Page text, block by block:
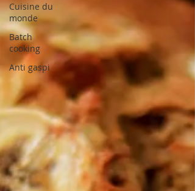
Cuisine du
monde
Batch
cooking
Anti gaspi